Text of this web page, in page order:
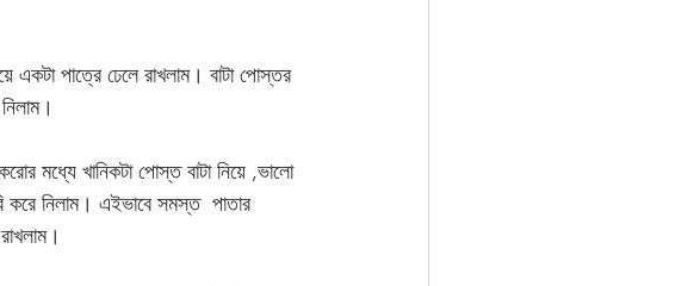
পাত্রে ঢেলে রাখলাম। বাটা পোস্তর
মধ্যে খানিকটা পোস্ত বাটা নিয়ে ,ভালো
করে নিলাম। এইভাবে সমস্ত  পাতার